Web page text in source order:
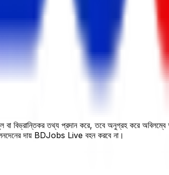
বিভ্রান্তিকর তথ্য প্রদান করে, তবে অনুগ্রহ করে অবিলম্বে
দায় BDJobs Live বহন করবে না।